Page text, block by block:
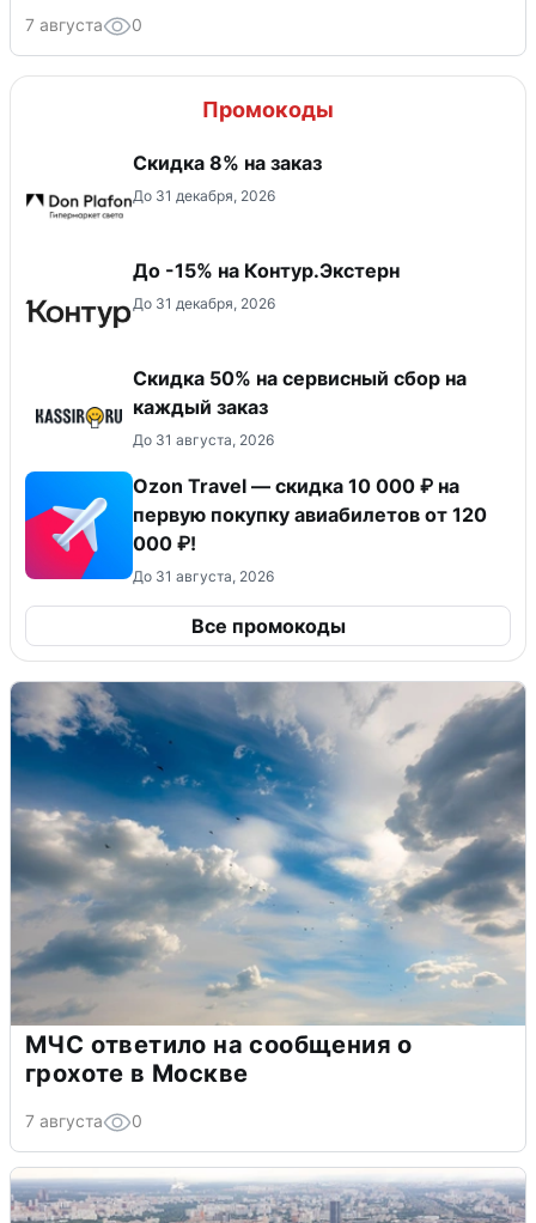
7 августа 0
Промокоды
Скидка 8% на заказ
До 31 декабря, 2026
До -15% на Контур.Экстерн
До 31 декабря, 2026
Скидка 50% на сервисный сбор на
каждый заказ
До 31 августа, 2026
Ozon Travel — скидка 10 000 ₽ на
первую покупку авиабилетов от 120
000 ₽!
До 31 августа, 2026
Все промокоды
МЧС ответило на сообщения о
грохоте в Москве
7 августа 0